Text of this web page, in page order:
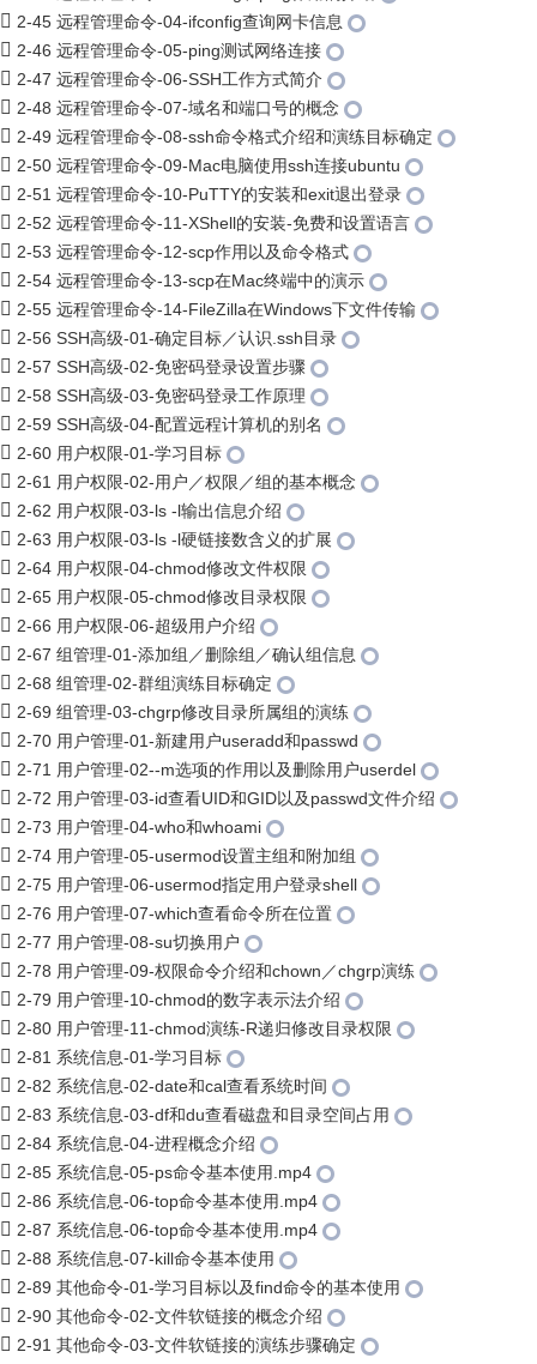
2-45 远程管理命令-04-ifconfig查询网卡信息
2-46 远程管理命令-05-ping测试网络连接
2-47 远程管理命令-06-SSH工作方式简介
2-48 远程管理命令-07-域名和端口号的概念
2-49 远程管理命令-08-ssh命令格式介绍和演练目标确定
2-50 远程管理命令-09-Mac电脑使用ssh连接ubuntu
2-51 远程管理命令-10-PuTTY的安装和exit退出登录
2-52 远程管理命令-11-XShell的安装-免费和设置语言
2-53 远程管理命令-12-scp作用以及命令格式
2-54 远程管理命令-13-scp在Mac终端中的演示
2-55 远程管理命令-14-FileZilla在Windows下文件传输
2-56 SSH高级-01-确定目标／认识.ssh目录
2-57 SSH高级-02-免密码登录设置步骤
2-58 SSH高级-03-免密码登录工作原理
2-59 SSH高级-04-配置远程计算机的别名
2-60 用户权限-01-学习目标
2-61 用户权限-02-用户／权限／组的基本概念
2-62 用户权限-03-ls -l输出信息介绍
2-63 用户权限-03-ls -l硬链接数含义的扩展
2-64 用户权限-04-chmod修改文件权限
2-65 用户权限-05-chmod修改目录权限
2-66 用户权限-06-超级用户介绍
2-67 组管理-01-添加组／删除组／确认组信息
2-68 组管理-02-群组演练目标确定
2-69 组管理-03-chgrp修改目录所属组的演练
2-70 用户管理-01-新建用户useradd和passwd
2-71 用户管理-02--m选项的作用以及删除用户userdel
2-72 用户管理-03-id查看UID和GID以及passwd文件介绍
2-73 用户管理-04-who和whoami
2-74 用户管理-05-usermod设置主组和附加组
2-75 用户管理-06-usermod指定用户登录shell
2-76 用户管理-07-which查看命令所在位置
2-77 用户管理-08-su切换用户
2-78 用户管理-09-权限命令介绍和chown／chgrp演练
2-79 用户管理-10-chmod的数字表示法介绍
2-80 用户管理-11-chmod演练-R递归修改目录权限
2-81 系统信息-01-学习目标
2-82 系统信息-02-date和cal查看系统时间
2-83 系统信息-03-df和du查看磁盘和目录空间占用
2-84 系统信息-04-进程概念介绍
2-85 系统信息-05-ps命令基本使用.mp4
2-86 系统信息-06-top命令基本使用.mp4
2-87 系统信息-06-top命令基本使用.mp4
2-88 系统信息-07-kill命令基本使用
2-89 其他命令-01-学习目标以及find命令的基本使用
2-90 其他命令-02-文件软链接的概念介绍
2-91 其他命令-03-文件软链接的演练步骤确定